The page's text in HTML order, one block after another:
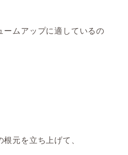
ームアップに適しているの
元を立ち上げて、